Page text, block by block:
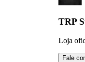
TRP
Loja
Fale